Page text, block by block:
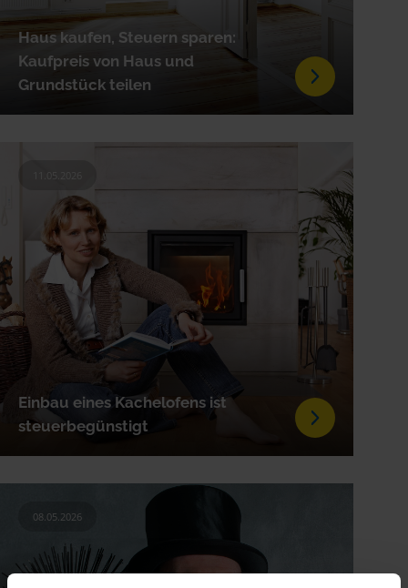
Haus kaufen, Steuern sparen:
Kaufpreis von Haus und
Grundstück teilen
Einbau eines Kachelofens ist
steuerbegünstigt
08.05.2026